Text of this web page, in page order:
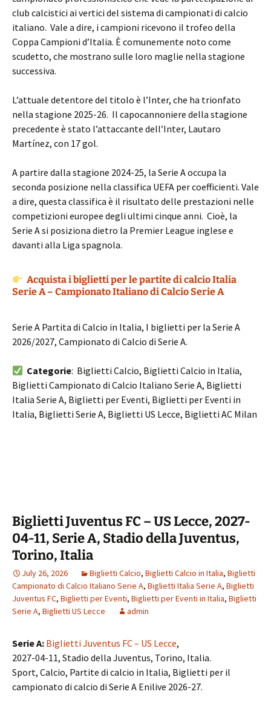
club calcistici ai vertici del sistema di campionati di calcio
italiano. Vale a dire, i campioni ricevono il trofeo della
Coppa Campioni d’Italia. È comunemente noto come
scudetto, che mostrano sulle loro maglie nella stagione
successiva.
L’attuale detentore del titolo è l’Inter, che ha trionfato
nella stagione 2025-26. Il capocannoniere della stagione
precedente è stato l’attaccante dell’Inter, Lautaro
Martínez, con 17 gol.
A partire dalla stagione 2024-25, la Serie A occupa la
seconda posizione nella classifica UEFA per coefficienti. Vale
a dire, questa classifica è il risultato delle prestazioni nelle
competizioni europee degli ultimi cinque anni. Cioè, la
Serie A si posiziona dietro la Premier League inglese e
davanti alla Liga spagnola.
Acquista i biglietti per le partite di calcio Italia
Serie A – Campionato Italiano di Calcio Serie A
Serie A Partita di Calcio in Italia, I biglietti per la Serie A
2026/2027, Campionato di Calcio di Serie A.
Categorie: Biglietti Calcio, Biglietti Calcio in Italia,
Biglietti Campionato di Calcio Italiano Serie A, Biglietti
Italia Serie A, Biglietti per Eventi, Biglietti per Eventi in
Italia, Biglietti Serie A, Biglietti US Lecce, Biglietti AC Milan
Biglietti Juventus FC – US Lecce, 2027-
04-11, Serie A, Stadio della Juventus,
Torino, Italia
July 26, 2026 Biglietti Calcio, Biglietti Calcio in Italia, Biglietti
Campionato di Calcio Italiano Serie A, Biglietti Italia Serie A, Biglietti
Juventus FC, Biglietti per Eventi, Biglietti per Eventi in Italia, Biglietti
Serie A, Biglietti US Lecce admin
Serie A: Biglietti Juventus FC – US Lecce,
2027-04-11, Stadio della Juventus, Torino, Italia.
Sport, Calcio, Partite di calcio in Italia, Biglietti per il
campionato di calcio di Serie A Enilive 2026-27.